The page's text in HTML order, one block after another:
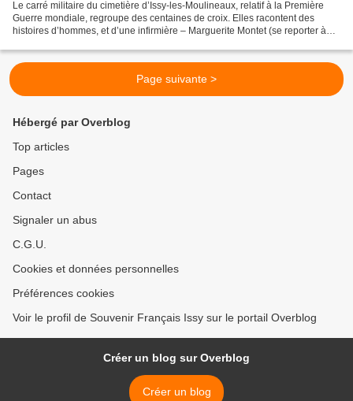
Le carré militaire du cimetière d’Issy-les-Moulineaux, relatif à la Première
Guerre mondiale, regroupe des centaines de croix. Elles racontent des
histoires d’hommes, et d’une infirmière – Marguerite Montet (se reporter à
Page suivante >
Hébergé par Overblog
Top articles
Pages
Contact
Signaler un abus
C.G.U.
Cookies et données personnelles
Préférences cookies
Voir le profil de Souvenir Français Issy sur le portail Overblog
Créer un blog sur Overblog
Créer un blog